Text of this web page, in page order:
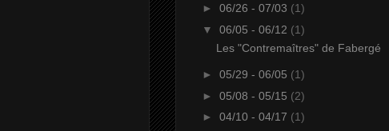
► 06/26 - 07/03 (1)
▼ 06/05 - 06/12 (1)
Les "Contremaîtres" de Fabergé
► 05/29 - 06/05 (1)
► 05/08 - 05/15 (2)
► 04/10 - 04/17 (1)